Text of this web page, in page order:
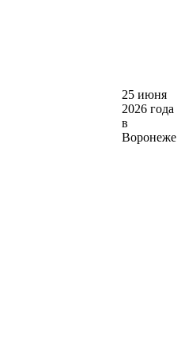
25 июня
2026 года
в
Воронеже